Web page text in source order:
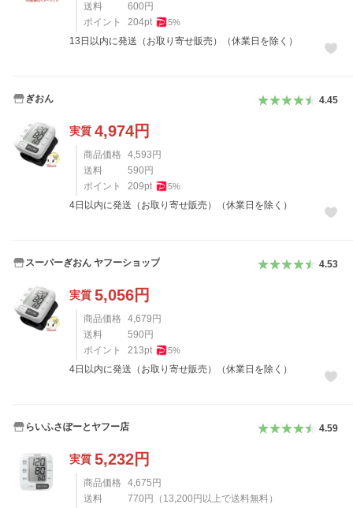
送料
600 円
ポイント
204pt 5%
13日以内に発送（お取り寄せ販売）（休業日を除く）
ぎおん 4.45
実質 4,974円
商品価格 4,593 円
送料
590 円
ポイント
209pt 5%
4日以内に発送（お取り寄せ販売）（休業日を除く）
スーパーぎおん ヤフーショップ 4.53
実質 5,056円
商品価格 4,679 円
送料
590 円
ポイント
213pt 5%
4日以内に発送（お取り寄せ販売）（休業日を除く）
らいふさぽーとヤフー店 4.59
実質 5,232円
商品価格 4,675 円
送料
770 円 （ 13,200 円以上で送料無料）